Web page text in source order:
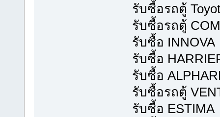
รับซื้อรถตู้
รับซื้อรถตู้
รับซื้อ INNOVA
รับซื้อ
รับซื้อ
รับซื้อรถตู้
รับซื้อ ESTIMA